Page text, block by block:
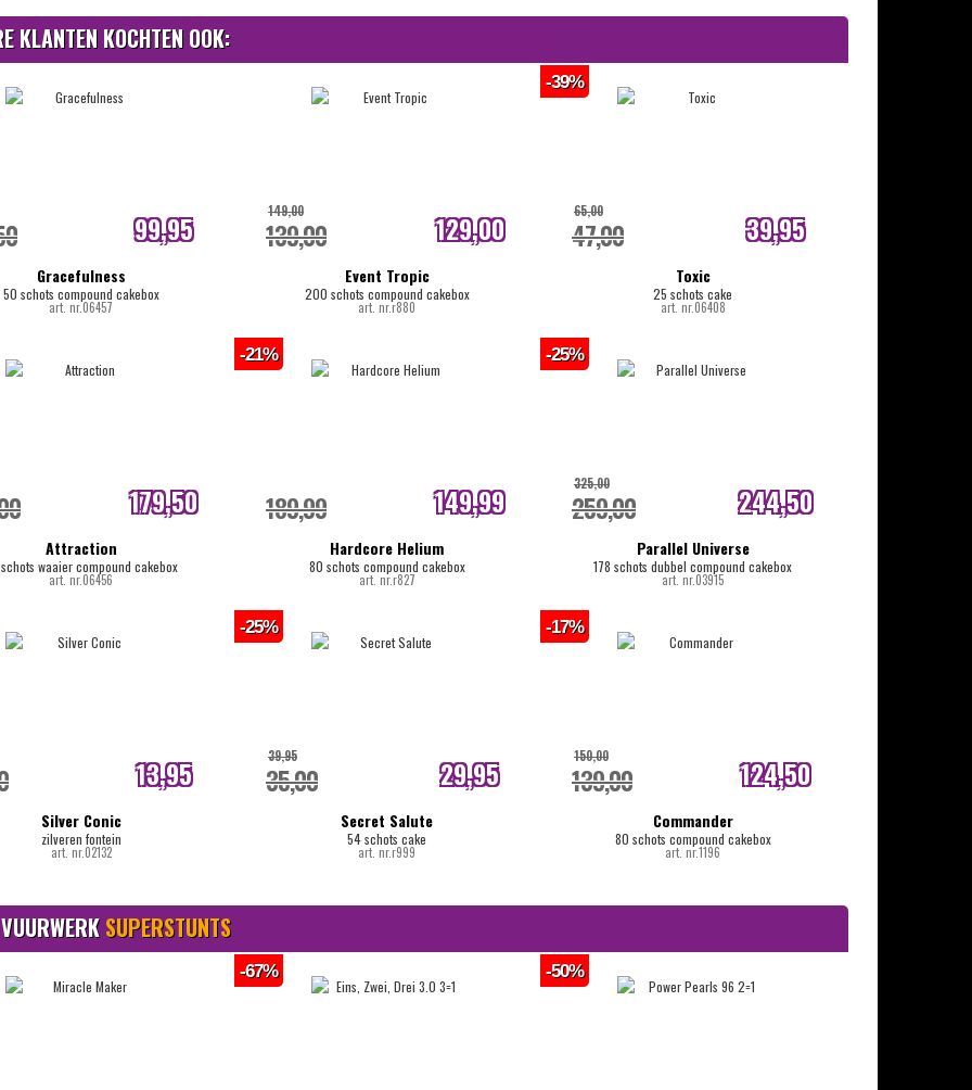
KLANTEN KOCHTEN OOK:
Gracefulness
50 schots compound cakebox
art. nr.06457
99,95
internetprijs
Event Tropic
200 schots compound cakebox
art. nr.r880
139,00
149,00 129,00
internetprijs
Toxic
25 schots cake
art. nr.06408
47,00
65,00 39,95
internetprijs
-39%
Attraction
waaier compound cakebox
art. nr.06456
179,50
internetprijs
Hardcore Helium
80 schots compound cakebox
art. nr.r827
189,99 149,99
internetprijs
-21%
Parallel Universe
178 schots dubbel compound cakebox
art. nr.03915
259,00
325,00 244,50
internetprijs
-25%
Silver Conic
zilveren fontein
art. nr.02132
13,95
internetprijs
Secret Salute
54 schots cake
art. nr.r999
35,00
39,95 29,95
internetprijs
-25%
Commander
80 schots compound cakebox
art. nr.1196
139,00
150,00 124,50
internetprijs
-17%
SUPERSTUNTS
-67% -50%